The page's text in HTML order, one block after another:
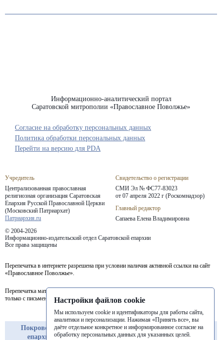
Информационно-аналитический портал
Саратовской митрополии «Православное Поволжье»
Учредитель
Централизованная православная
религиозная организация Саратовская
Епархия Русской Православной Церкви
(Московский Патриархат)
Патриархия.ru
Свидетельство о регистрации
СМИ Эл № ФС77-83023
от 07 апреля 2022 г (Роскомнадзор)
Главный редактор
Сапаева Елена Владимировна
© 2004-2026
Информационно-издательский отдел Саратовской епархии
Все права защищены
Согласие на обработку персональных данных
Политика обработки персональных данных
Перепечатка в интернете разрешена при условии наличия активной ссылки на сайт
«Православное Поволжье».
Перепечатка материалов портала в печатных изданиях (книгах, прессе) возможна
только с письменного разрешения редакции.
Покровская
епархия
Балашовская
епархия
Балаковская
епархия
Перейти на версию для PDA
Настройки файлов cookie
Мы используем cookie и идентификаторы для работы сайта,
аналитики и персонализации. Нажимая «Принять все», вы
даёте отдельное конкретное и информированное согласие на
обработку персональных данных для указанных целей.